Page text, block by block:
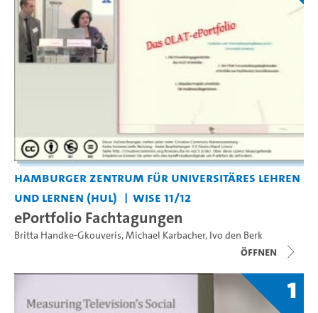
Hamburger Zentrum für Universitäres Lehren
und Lernen (HUL)
WiSe 11/12
ePortfolio Fachtagungen
Britta Handke-Gkouveris,Michael Karbacher, Ivo den Berk
Öffnen
1